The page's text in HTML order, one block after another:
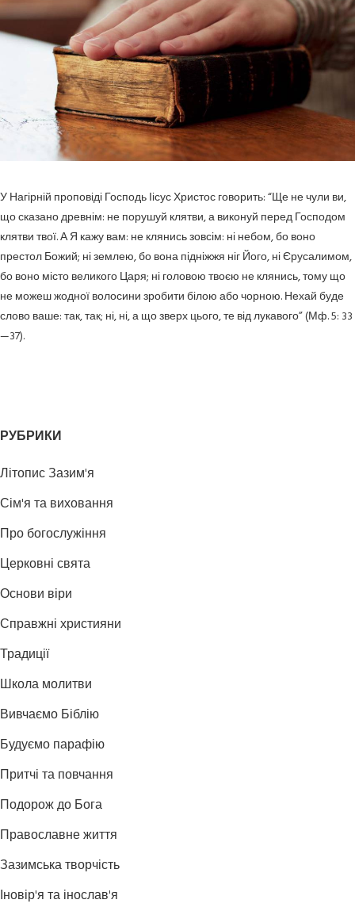
У Нагірній проповіді Господь Іісус Христос говорить: “Ще не чули ви,
що сказано древнім: не порушуй клятви, а виконуй перед Господом
клятви твої. А Я кажу вам: не клянись зовсім: ні небом, бо воно
престол Божий; ні землею, бо вона підніжжя ніг Його, ні Єрусалимом,
бо воно місто великого Царя; ні головою твоєю не клянись, тому що
не можеш жодної волосини зробити білою або чорною. Нехай буде
слово ваше: так, так; ні, ні, а що зверх цього, те від лукавого” (Мф. 5: 33
—37).
РУБРИКИ
Літопис Зазим'я
Сім'я та виховання
Про богослужіння
Церковні свята
Основи віри
Справжні християни
Традиції
Школа молитви
Вивчаємо Біблію
Будуємо парафію
Притчі та повчання
Подорож до Бога
Православне життя
Зазимська творчість
Іновір'я та інослав'я